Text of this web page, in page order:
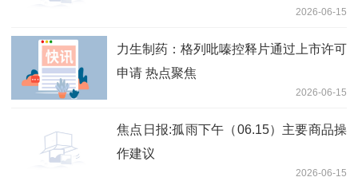
2026-06-15
力生制药：格列吡嗪控释片通过上市许可
申请 热点聚焦
2026-06-15
焦点日报:孤雨下午（06.15）主要商品操
作建议
2026-06-15